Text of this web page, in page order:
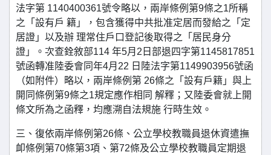
法字第 1140400361號令略以，兩岸條例第9條之1所稱
之「設有戶 籍」，包含獲得中共批准定居而發給之「定
居證」以及辦 理常住戶口登記後取得之「居民身分
證」。次查銓敘部114 年5月2日部退四字第1145817851
號函轉准陸委會同年4月22 日陸法字第1149903956號函
（如附件）略以，兩岸條例第 26條之「設有戶籍」與上
開同條例第9條之1規定應作相同 解釋；又陸委會就上開
條文所為之函釋，均應溯自法規施 行時生效。
三、復依兩岸條例第26條、公立學校教職員退休資遣撫
卹條例第70條第3項、第72條及公立學校教職員定期退